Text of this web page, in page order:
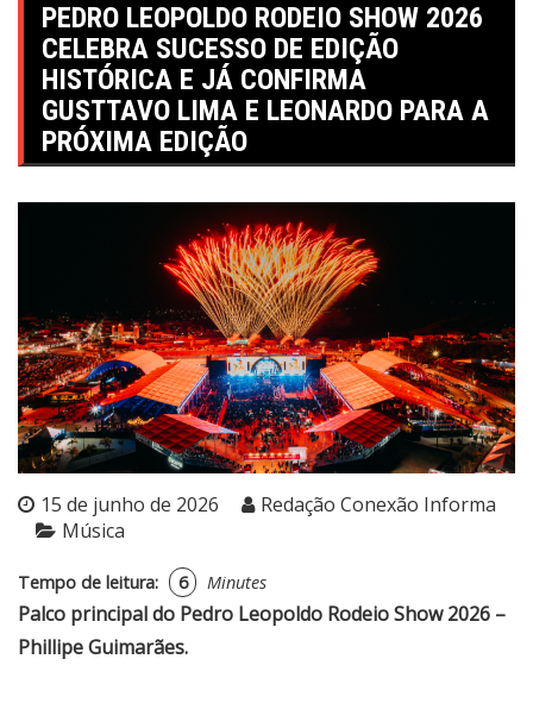
PEDRO LEOPOLDO RODEIO SHOW 2026
CELEBRA SUCESSO DE EDIÇÃO
HISTÓRICA E JÁ CONFIRMA
GUSTTAVO LIMA E LEONARDO PARA A
PRÓXIMA EDIÇÃO
15 de junho de 2026
Redação Conexão Informa
Música
Tempo de leitura: 6 Minutes
Palco principal do Pedro Leopoldo Rodeio Show 2026 –
Phillipe Guimarães.